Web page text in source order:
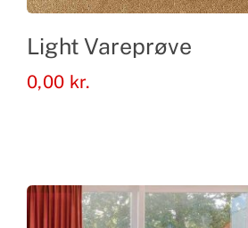
Light Vareprøve
0,00 kr.